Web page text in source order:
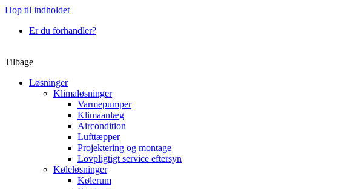
Hop til indholdet
Er du forhandler?
Tilbage
Løsninger
Klimaløsninger
Varmepumper
Klimaanlæg
Aircondition
Lufttæpper
Projektering og montage
Lovpligtigt service eftersyn
Køleløsninger
Kølerum